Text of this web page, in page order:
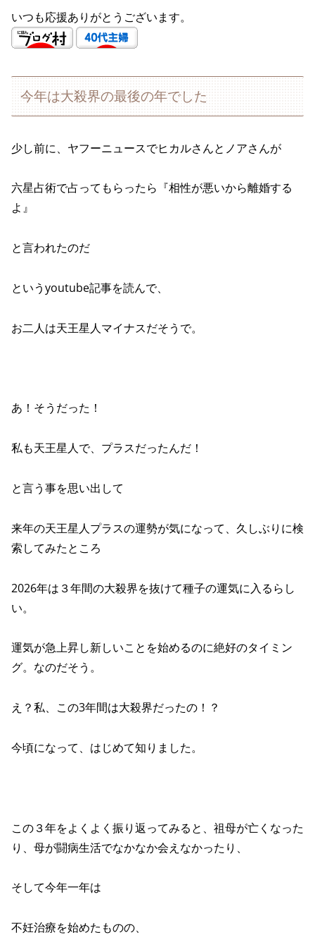
いつも応援ありがとうございます。
今年は大殺界の最後の年でした
少し前に、ヤフーニュースでヒカルさんとノアさんが
六星占術で占ってもらったら『相性が悪いから離婚する
よ』
と言われたのだ
というyoutube記事を読んで、
お二人は天王星人マイナスだそうで。
あ！そうだった！
私も天王星人で、プラスだったんだ！
と言う事を思い出して
来年の天王星人プラスの運勢が気になって、久しぶりに検
索してみたところ
2026年は３年間の大殺界を抜けて種子の運気に入るらし
い。
運気が急上昇し新しいことを始めるのに絶好のタイミン
グ。なのだそう。
え？私、この3年間は大殺界だったの！？
今頃になって、はじめて知りました。
この３年をよくよく振り返ってみると、祖母が亡くなった
り、母が闘病生活でなかなか会えなかったり、
そして今年一年は
不妊治療を始めたものの、